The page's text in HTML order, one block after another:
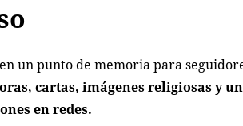
un punto de memoria para
cartas, imágenes religiosas y
en redes.